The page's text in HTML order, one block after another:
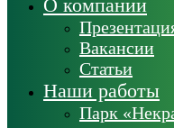
О компании
Вакансии
Статьи
Наши работы
Парк